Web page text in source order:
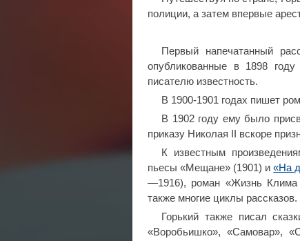
полиции, а затем впервые
Первый напечатанный
опубликованные в 1898
писателю известность.
В 1900-1901 годах пишет
В 1902 году ему было
приказу Николая II вскоре
К известным
пьесы «Мещане» (1901) и«На
—1916), роман «Жизнь Клима
также многие циклы рассказов.
Горький также писал
«Воробьишко», «Самовар»,